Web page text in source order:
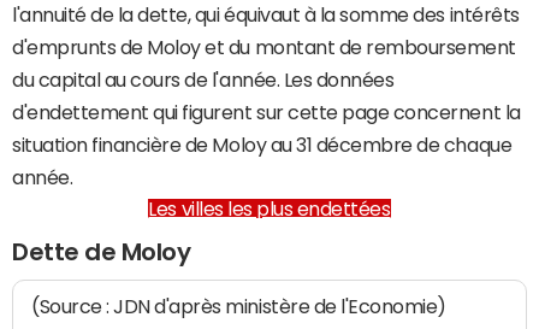
l'annuité de la dette, qui équivaut à la somme des intérêts
d'emprunts de Moloy et du montant de remboursement
du capital au cours de l'année. Les données
d'endettement qui figurent sur cette page concernent la
situation financière de Moloy au 31 décembre de chaque
année.
Les villes les plus endettées
Dette de Moloy
(Source : JDN d'après ministère de l'Economie)